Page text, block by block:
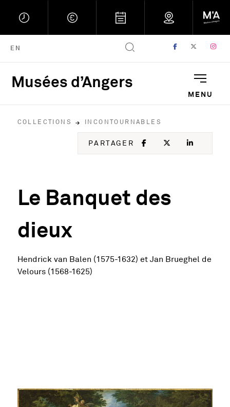
EN FACEBOOK
, OUVRETWITTER
,
Musées d’Angers Musées d'Angers :
MENU
COLLECTIONS INCONTOURNABLES
PARTAGER FACEBOOK
, OUVRE UNE
TWITTER
, OUVRE
Le Banquet des
dieux
Hendrick van Balen (1575-1632) et Jan Brueghel de
Velours (1568-1625)